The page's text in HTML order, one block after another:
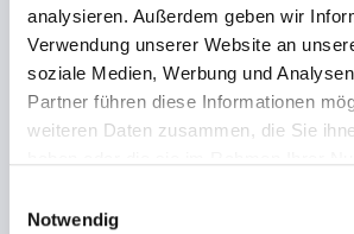
analysieren. Außerdem geben wir
Verwendung unserer Website an
soziale Medien, Werbung und
Partner führen diese Informationen
weiteren Daten zusammen, die Sie
Notwendig
Die Erfassung dieser Daten erfolgt auf
Abs. 1 lit. f DSGVO. Der Websitebetreiber
berechtigtes Interesse an der technisch
Darstellung und der Optimierung seiner
müssen die Server-Log-Files erfasst
C) KONTAKTFORMULAR
Wenn Sie uns per Kontaktformular